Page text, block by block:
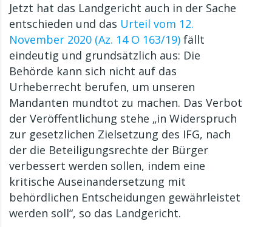
Jetzt hat das Landgericht auch in der Sache
entschieden und das Urteil vom 12.
November 2020 (Az. 14 O 163/19) fällt
eindeutig und grundsätzlich aus: Die
Behörde kann sich nicht auf das
Urheberrecht berufen, um unseren
Mandanten mundtot zu machen. Das Verbot
der Veröffentlichung stehe „in Widerspruch
zur gesetzlichen Zielsetzung des IFG, nach
der die Beteiligungsrechte der Bürger
verbessert werden sollen, indem eine
kritische Auseinandersetzung mit
behördlichen Entscheidungen gewährleistet
werden soll“, so das Landgericht.